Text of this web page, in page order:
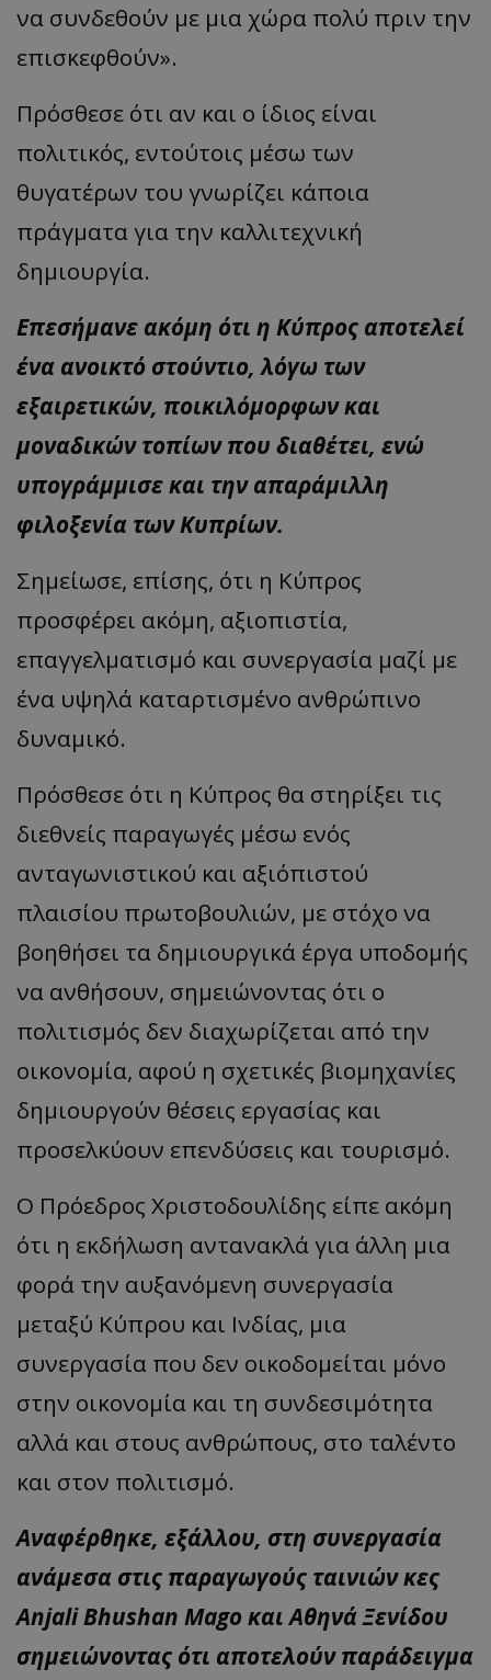
να συνδεθούν με μια χώρα πολύ πριν την
επισκεφθούν».
Πρόσθεσε ότι αν και ο ίδιος είναι
πολιτικός, εντούτοις μέσω των
θυγατέρων του γνωρίζει κάποια
πράγματα για την καλλιτεχνική
δημιουργία.
Επεσήμανε ακόμη ότι η Κύπρος αποτελεί
ένα ανοικτό στούντιο, λόγω των
εξαιρετικών, ποικιλόμορφων και
μοναδικών τοπίων που διαθέτει, ενώ
υπογράμμισε και την απαράμιλλη
φιλοξενία των Κυπρίων.
Σημείωσε, επίσης, ότι η Κύπρος
προσφέρει ακόμη, αξιοπιστία,
επαγγελματισμό και συνεργασία μαζί με
ένα υψηλά καταρτισμένο ανθρώπινο
δυναμικό.
Πρόσθεσε ότι η Κύπρος θα στηρίξει τις
διεθνείς παραγωγές μέσω ενός
ανταγωνιστικού και αξιόπιστού
πλαισίου πρωτοβουλιών, με στόχο να
βοηθήσει τα δημιουργικά έργα υποδομής
να ανθήσουν, σημειώνοντας ότι ο
πολιτισμός δεν διαχωρίζεται από την
οικονομία, αφού η σχετικές βιομηχανίες
δημιουργούν θέσεις εργασίας και
προσελκύουν επενδύσεις και τουρισμό.
Ο Πρόεδρος Χριστοδουλίδης είπε ακόμη
ότι η εκδήλωση αντανακλά για άλλη μια
φορά την αυξανόμενη συνεργασία
μεταξύ Κύπρου και Ινδίας, μια
συνεργασία που δεν οικοδομείται μόνο
στην οικονομία και τη συνδεσιμότητα
αλλά και στους ανθρώπους, στο ταλέντο
και στον πολιτισμό.
Αναφέρθηκε, εξάλλου, στη συνεργασία
ανάμεσα στις παραγωγούς ταινιών κες
Anjali Bhushan Mago και Αθηνά Ξενίδου
σημειώνοντας ότι αποτελούν παράδειγμα